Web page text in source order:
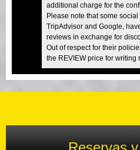
additional charge for the
Please note that some
TripAdvisor and Google,
reviews in exchange for
Out of respect for their
the REVIEW price for writing